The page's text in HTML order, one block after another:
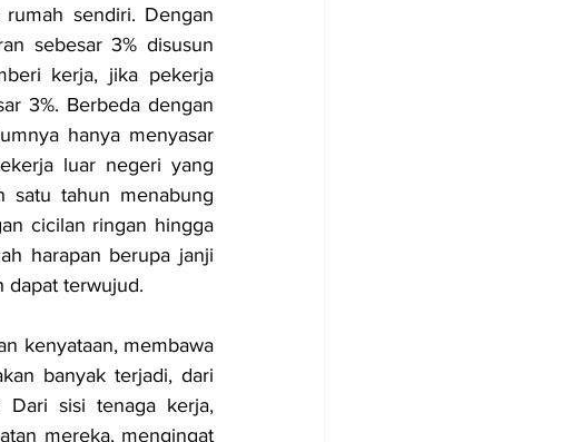
sendiri. Dengan
sebesar 3% disusun
kerja, jika pekerja
3%. Berbeda dengan
hanya menyasar
luar negeri yang
satu tahun menabung
cicilan ringan hingga
harapan berupa janji
dapat terwujud.
kenyataan, membawa
banyak terjadi, dari
Dari sisi tenaga kerja,
mereka, mengingat